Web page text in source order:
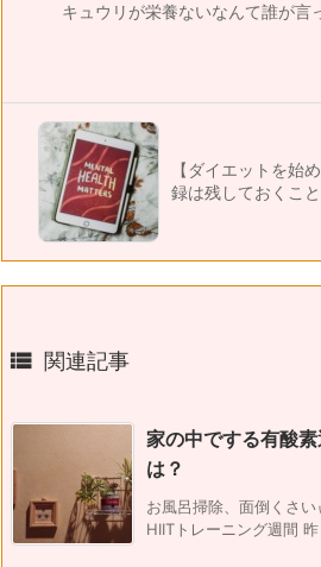
キュウリが栄養ないなんて誰が言
【ダイエットを始
録は残しておくこ
 関連記事
家の中でする有酸
は？
お風呂掃除、面倒くさ
HIITトレーニング週間